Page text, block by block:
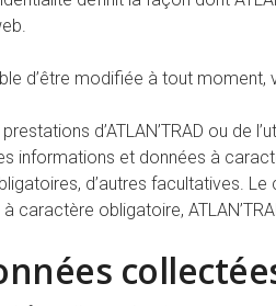
d’être modifiée à tout moment,
d’ATLAN’TRAD ou de
informations et données à
d’autres facultatives.
caractère obligatoire,